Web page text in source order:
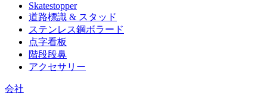
Skatestopper
道路標識 & スタッド
ステンレス鋼ボラード
点字看板
階段段鼻
アクセサリー
会社